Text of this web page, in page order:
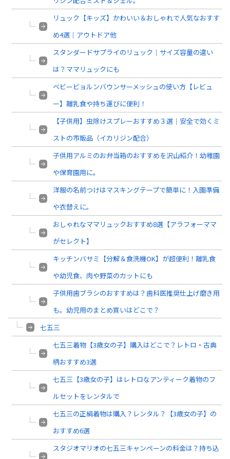
リュック【キッズ】かわいい＆おしゃれで人気なおすす
め4選｜アウトドア他
スタンダードサプライのリュック｜サイズ容量の違い
は？ママリュックにも
ベビービョルンバウンサーメッシュの使い方【レビュ
ー】離乳食や持ち運びに便利！
【子供用】虫除けスプレーおすすめ３選｜安全で効くミ
ストの市販品（イカリジン配合）
子供用アルミのお弁当箱のおすすめを沢山紹介！幼稚園
や保育園用に。
洋服の名前つけはマスキングテープで簡単に！入園準備
や衣替えに。
おしゃれなママリュックおすすめ8選【アラフォーママ
がセレクト】
キッチンバサミ【分解＆食洗機OK】が超便利！離乳食
や幼児食、肉や野菜のカットにも
子供用歯ブラシのおすすめは？歯科医推奨仕上げ磨き用
も。幼児用のまとめ買いはどこで？
七五三
七五三着物【3歳女の子】購入はどこで？レトロ・古典
柄おすすめ3選
七五三【3歳女の子】はレトロなアンティーク着物のフ
ルセットをレンタルで
七五三の正絹着物は購入？レンタル？【3歳女の子】の
おすすめ6選
スタジオマリオの七五三キャンペーンの料金は？持ち込